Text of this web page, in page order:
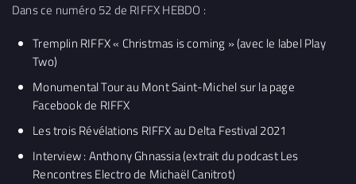
Dans ce numéro 52 de RIFFX HEBDO :
Tremplin RIFFX « Christmas is coming » (avec le label Play
Two)
Monumental Tour au Mont Saint-Michel sur la page
Facebook de RIFFX
Les trois Révélations RIFFX au Delta Festival 2021
Interview : Anthony Ghnassia (extrait du podcast Les
Rencontres Electro de Michaël Canitrot)